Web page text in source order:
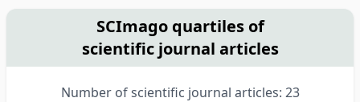
SCImago quartiles of
scientific journal articles
Number of scientific journal articles: 23